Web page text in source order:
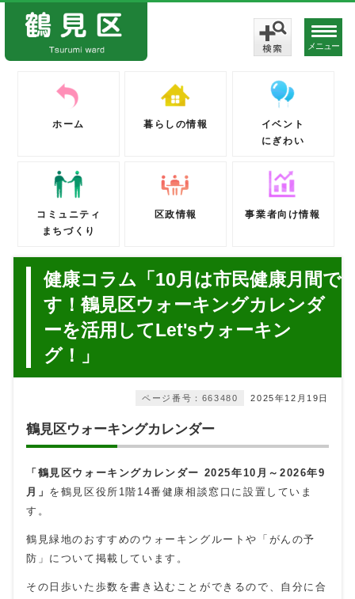
メニュー
ホーム 暮らしの情報
イベント
にぎわい
コミュニティ
まちづくり
区政情報 事業者向け情報
健康コラム「10月は市民健康月間で
す！鶴見区ウォーキングカレンダ
ーを活用してLet'sウォーキン
グ！」
2025年12月19日
ページ番号：663480
鶴見区ウォーキングカレンダー
「鶴見区ウォーキングカレンダー 2025年10月～2026年9
月」 を鶴見区役所1階14番健康相談窓口に設置していま
す。
鶴見緑地のおすすめのウォーキングルートや「がんの予
防」について掲載しています。
その日歩いた歩数を書き込むことができるので、自分に合